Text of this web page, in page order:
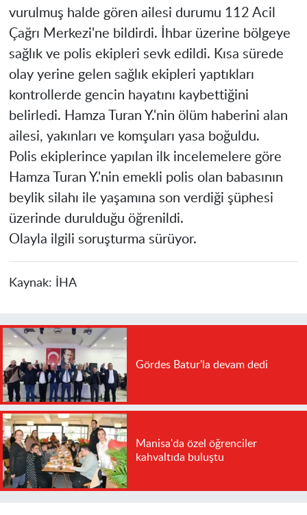
vurulmuş halde gören ailesi durumu 112 Acil
Çağrı Merkezi'ne bildirdi. İhbar üzerine bölgeye
sağlık ve polis ekipleri sevk edildi. Kısa sürede
olay yerine gelen sağlık ekipleri yaptıkları
kontrollerde gencin hayatını kaybettiğini
belirledi. Hamza Turan Y.'nin ölüm haberini alan
ailesi, yakınları ve komşuları yasa boğuldu.
Polis ekiplerince yapılan ilk incelemelere göre
Hamza Turan Y.'nin emekli polis olan babasının
beylik silahı ile yaşamına son verdiği şüphesi
üzerinde durulduğu öğrenildi.
Olayla ilgili soruşturma sürüyor.
Kaynak: İHA
Gördes Batur'la devam dedi
Manisa'da özel öğrenciler
kahvaltıda buluştu